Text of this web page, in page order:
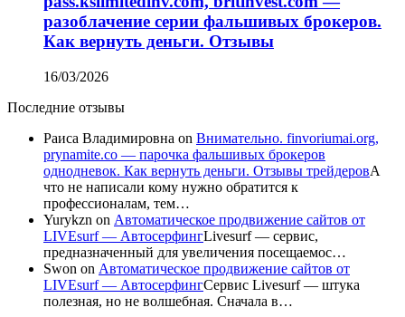
разоблачение серии фальшивых брокеров.
Как вернуть деньги. Отзывы
16/03/2026
Последние отзывы
Раиса Владимировна on Внимательно. finvoriumai.org,
prynamite.co — парочка фальшивых брокеров
однодневок. Как вернуть деньги. Отзывы трейдеровА
что не написали кому нужно обратится к
профессионалам, тем…
Yurykzn on Автоматическое продвижение сайтов от
LIVEsurf — АвтосерфингLivesurf — сервис,
предназначенный для увеличения посещаемос…
Swon on Автоматическое продвижение сайтов от
LIVEsurf — АвтосерфингСервис Livesurf — штука
полезная, но не волшебная. Сначала в…